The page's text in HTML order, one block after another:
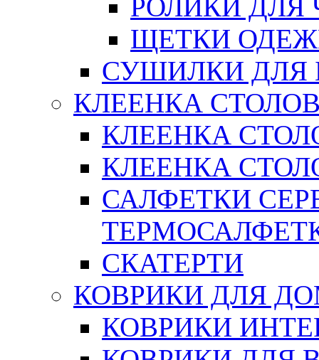
РОЛИКИ ДЛЯ
ЩЕТКИ
СУШИЛКИ ДЛЯ
КЛЕЕНКА
КЛЕЕНКА
КЛЕЕНКА
САЛФЕТКИ
СКАТЕРТИ
КОВРИКИ ДЛЯ
КОВРИКИ